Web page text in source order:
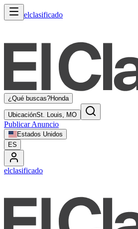
elclasificado
¿Qué buscas?Honda
UbicaciónSt. Louis, MO
Publicar Anuncio
Estados Unidos
ES
elclasificado